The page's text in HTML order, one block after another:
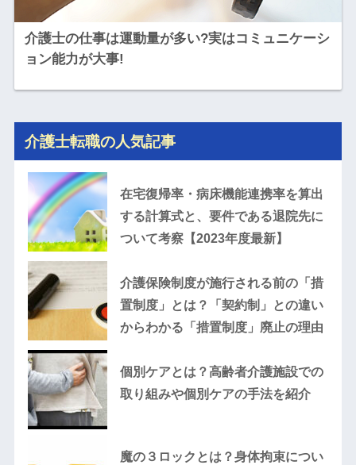
介護士の仕事は運動量が多い?実はコミュニケーシ
ョン能力が大事!
介護士転職の人気記事
在宅復帰率・病床機能連携率を算出
する計算式と、要件である退院先に
ついて考察【2023年度最新】
介護保険制度が施行される前の「措
置制度」とは？「契約制」との違い
からわかる「措置制度」廃止の理由
個別ケアとは？高齢者介護施設での
取り組みや個別ケアの手法を紹介
魔の３ロックとは？身体拘束につい